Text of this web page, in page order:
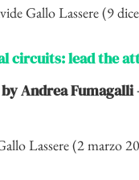
Gallo Lassere (9
circuits: lead the
Andrea Fumagalli
Lassere (2 marzo